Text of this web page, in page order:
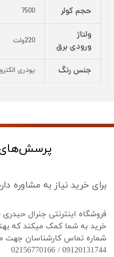
حجم کولر 7500
ولتاژ
ورودی برق
220ولت
جنس رنگ پودری
پرسش‌های
برای خرید نیاز به مشاوره
09120131744 / 02156770166